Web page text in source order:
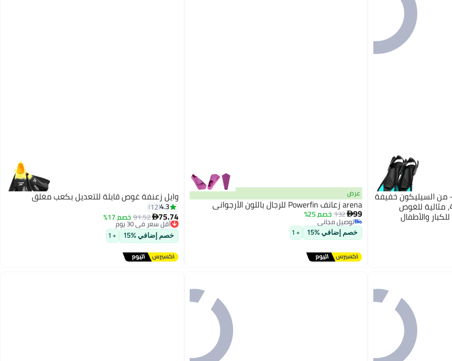
من السيليكون خفيفة
الوزن ومتينة، مقاسات 36-41، مثالية للغوص
والأطفال
عرض
arena زعانف Powerfin للرجال باللون الأرجواني
99
132خصم 25%
توصيل مجاني
توصيل مجاني
خصم إضافي %15 + 1
وايل زعنفة غوص قابلة للتعديل بكعب مغلق
4.3
12
75.74
91.52 خصم 17% أقل سعر في 30 يوم
توصيل مجاني
أقل سعر في 30 يوم
خصم إضافي %15 + 1